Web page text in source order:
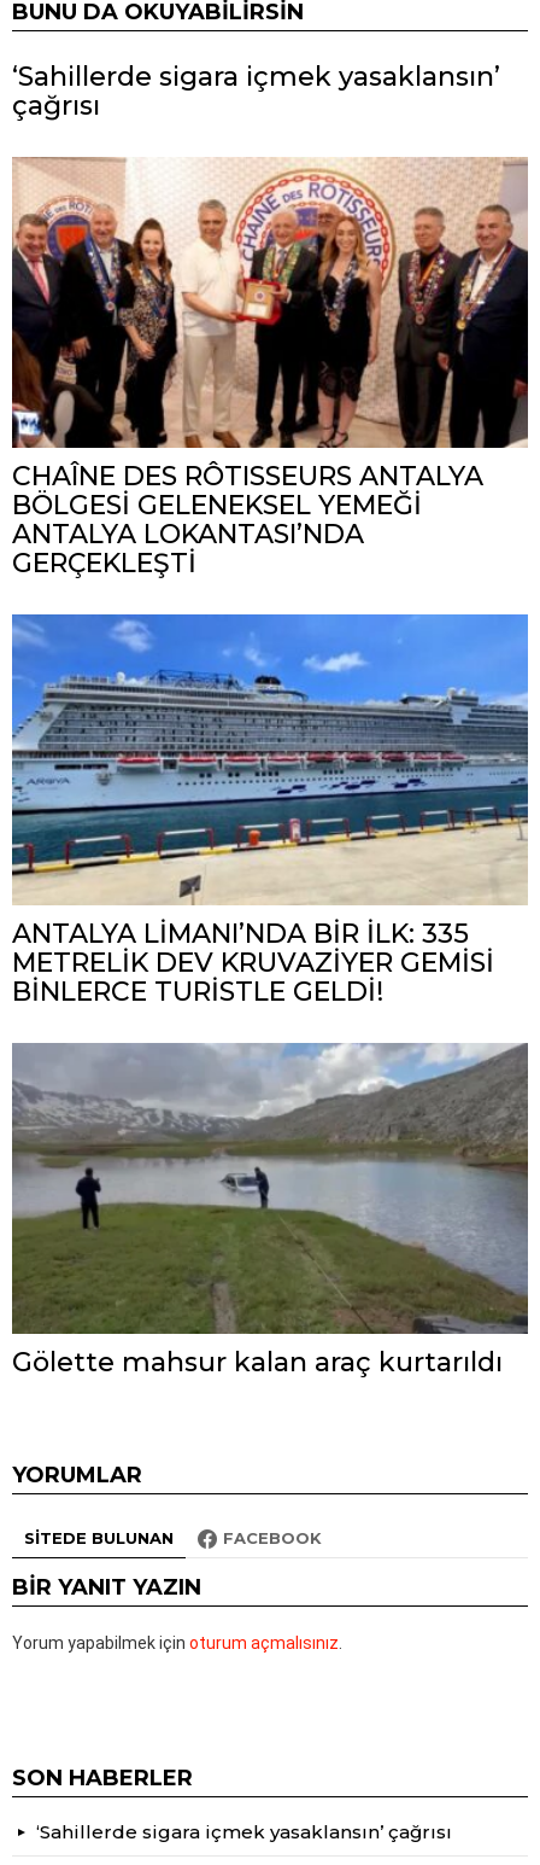
BUNU DA OKUYABILIRSIN
‘Sahillerde sigara içmek yasaklansın’
çağrısı
CHAÎNE DES RÔTISSEURS ANTALYA
BÖLGESİ GELENEKSEL YEMEĞİ
ANTALYA LOKANTASI’NDA
GERÇEKLEŞTİ
ANTALYA LİMANI’NDA BİR İLK: 335
METRELİK DEV KRUVAZİYER GEMİSİ
BİNLERCE TURİSTLE GELDİ!
Gölette mahsur kalan araç kurtarıldı
YORUMLAR
SITEDE BULUNAN FACEBOOK
BIR YANIT YAZIN
Yorum yapabilmek için oturum açmalısınız
SON HABERLER
‘Sahillerde sigara içmek yasaklansın’ çağrısı